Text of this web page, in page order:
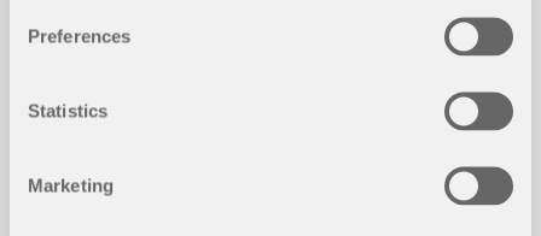
Preferences
Statistics
Marketing
Articoli tecnici della Knowledge Base
Ottimizzazione della sezione nello st